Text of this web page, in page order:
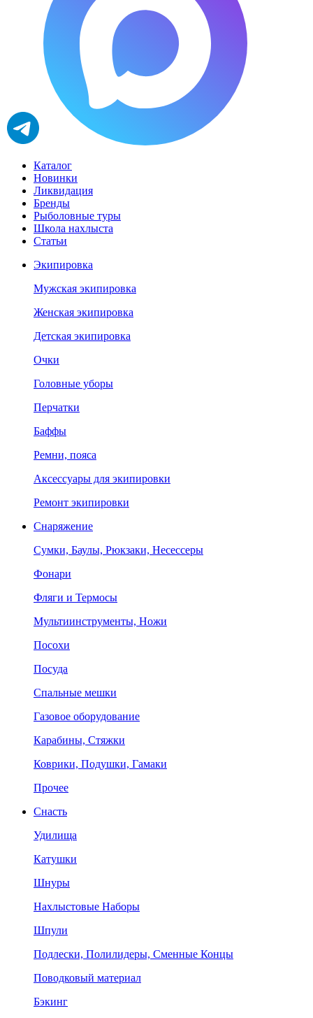
Каталог
Новинки
Ликвидация
Бренды
Рыболовные туры
Школа нахлыста
Статьи
Экипировка
Мужская экипировка
Женская экипировка
Детская экипировка
Очки
Головные уборы
Перчатки
Баффы
Ремни, пояса
Аксессуары для экипировки
Ремонт экипировки
Снаряжение
Сумки, Баулы, Рюкзаки, Несессеры
Фонари
Фляги и Термосы
Мультиинструменты, Ножи
Посохи
Посуда
Спальные мешки
Газовое оборудование
Карабины, Стяжки
Коврики, Подушки, Гамаки
Прочее
Снасть
Удилища
Катушки
Шнуры
Нахлыстовые Наборы
Шпули
Подлески, Полилидеры, Сменные Концы
Поводковый материал
Бэкинг